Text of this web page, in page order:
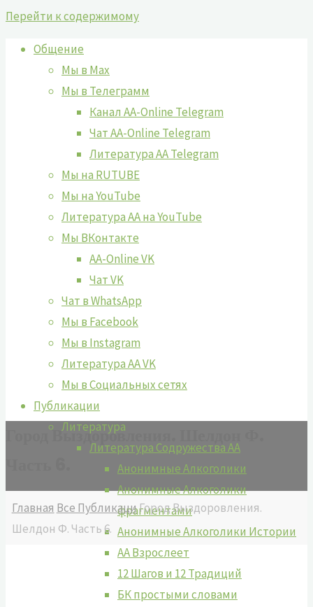
Перейти к содержимому
Общение
Мы в Max
Мы в Телеграмм
Канал AA-Online Telegram
Чат AA-Online Telegram
Литература АА Telegram
Мы на RUTUBE
Мы на YouTube
Литература АА на YouTube
Мы ВКонтакте
AA-Online VK
Чат VK
Чат в WhatsApp
Мы в Facebook
Мы в Instagram
Литература АА VK
Мы в Социальных сетях
Публикации
Литература
Литература Содружества АА
Анонимные Алкоголики
Анонимные Алкоголики
фрагментами
Анонимные Алкоголики Истории
АА Взрослеет
12 Шагов и 12 Традиций
БК простыми словами
Город Выздоровления. Шелдон Ф.
Главная Все ПубликациГород Выздоровления.
Шелдон Ф. Часть 6.